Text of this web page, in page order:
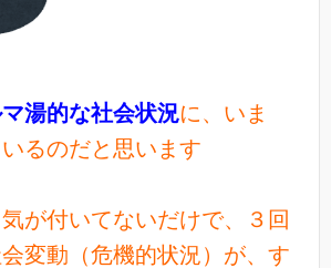
マ湯的な社会状況に、いま
るのだと思います
が付いてないだけで、３回
変動（危機的状況）が、す